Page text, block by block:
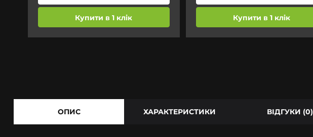
Купити в 1 клік Купити в 1 клік
ОПИС ХАРАКТЕРИСТИКИ ВІДГУКИ (0)